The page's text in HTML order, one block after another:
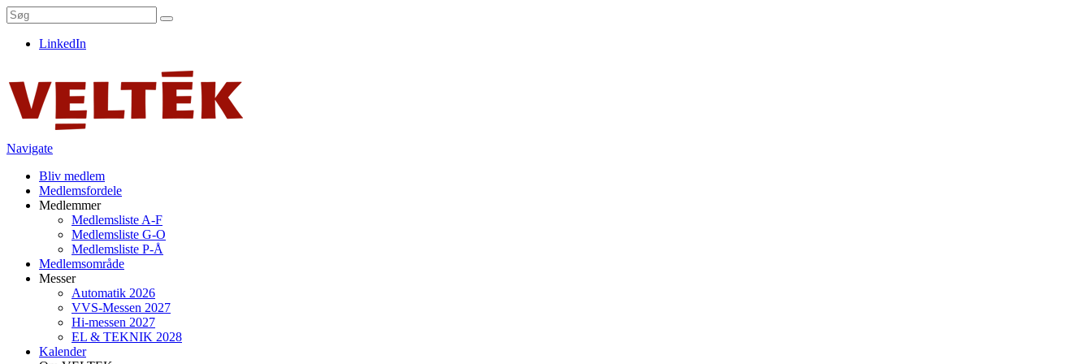
LinkedIn
Navigate
Bliv medlem
Medlemsfordele
Medlemmer
Medlemsliste A-F
Medlemsliste G-O
Medlemsliste P-Å
Medlemsområde
Messer
Automatik 2026
VVS-Messen 2027
Hi-messen 2027
EL & TEKNIK 2028
Kalender